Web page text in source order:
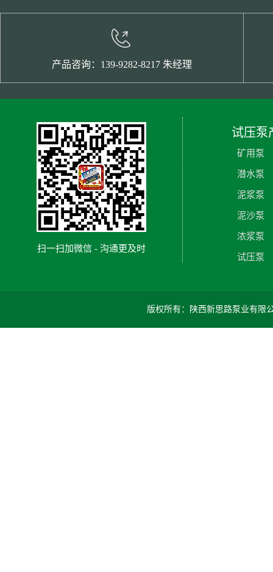
产品咨询：139-9282-8217 朱经理
扫一扫加微信 - 沟通更及时
试压泵
矿用泵
潜水泵
泥浆泵
泥沙泵
浓浆泵
试压泵
版权所有：陕西新思路泵业